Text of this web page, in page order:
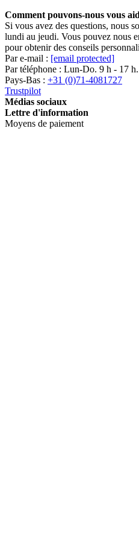
Comment pouvons-nous vous
Si vous avez des questions, nous
lundi au jeudi. Vous pouvez nous
pour obtenir des conseils
Par e-mail : [email protected]
Par téléphone : Lun-Do. 9 h - 17 h.
Pays-Bas : +31 (0)71-4081727
Trustpilot
Médias sociaux
Lettre d'information
Moyens de paiement